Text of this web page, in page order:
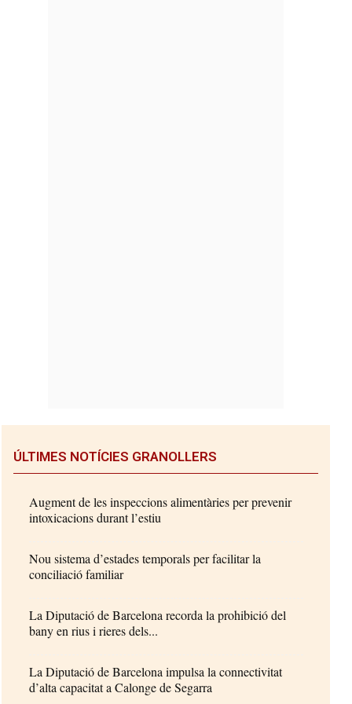
ÚLTIMES NOTÍCIES GRANOLLERS
Augment de les inspeccions alimentàries per prevenir
intoxicacions durant l’estiu
Nou sistema d’estades temporals per facilitar la
conciliació familiar
La Diputació de Barcelona recorda la prohibició del
bany en rius i rieres dels...
La Diputació de Barcelona impulsa la connectivitat
d’alta capacitat a Calonge de Segarra